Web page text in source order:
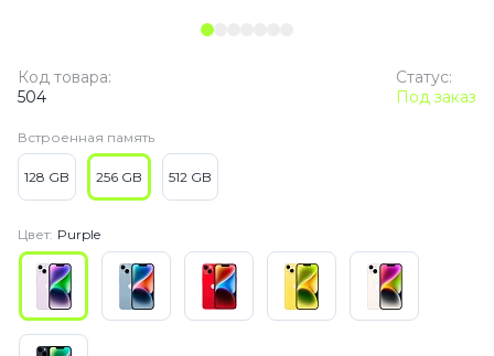
Статус:
Под заказ
Код товара:
504
Встроенная память
128 GB 256 GB 512 GB
Цвет: Purple